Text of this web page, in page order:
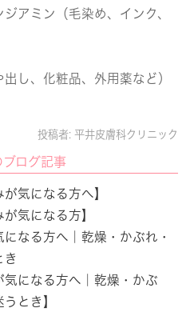
ジアミン（毛染め、インク、
出し、化粧品、外用薬など）
投稿者: 平井皮膚科クリニック
ブログ記事
気になる方へ】
気になる方】
なる方へ｜乾燥・かぶれ・
き
気になる方へ｜乾燥・かぶ
とき】